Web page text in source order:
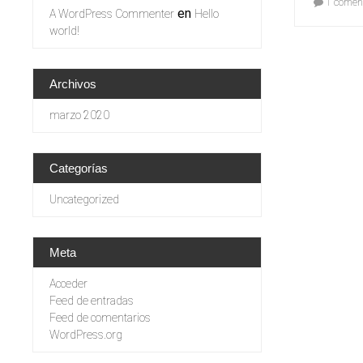
1
A WordPress Commenter en Hello
world!
Archivos
marzo 2020
Categorías
Uncategorized
Meta
Acceder
Feed de entradas
Feed de comentarios
WordPress.org